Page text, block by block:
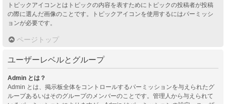
トピックアイコンとはトピックの内容を表すためにトピックの投稿者が投稿
の際に選んだ画像のことです。トピックアイコンを使用するにはパーミッシ
ョンが必要です。
ページトップ
ユーザーレベルとグループ
Admin とは？
Admin とは、掲示板全体をコントロールするパーミッションを与えられたグ
ループあるいはそのグループのメンバーのことです。管理人から与えられて